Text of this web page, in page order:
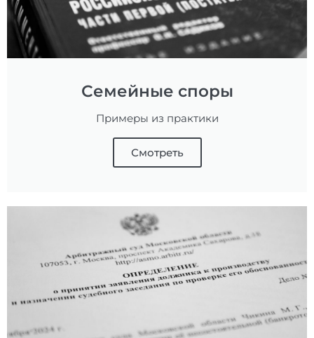
Семейные споры
Примеры из практики
Смотреть